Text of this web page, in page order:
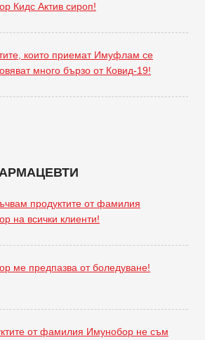
Кидс Актив сироп!
които приемат Имуфлам се
много бързо от Ковид-19!
продуктите от фамилия
на всички клиенти!
ме предпазва от боледуване!
от фамилия Имунобор не съм